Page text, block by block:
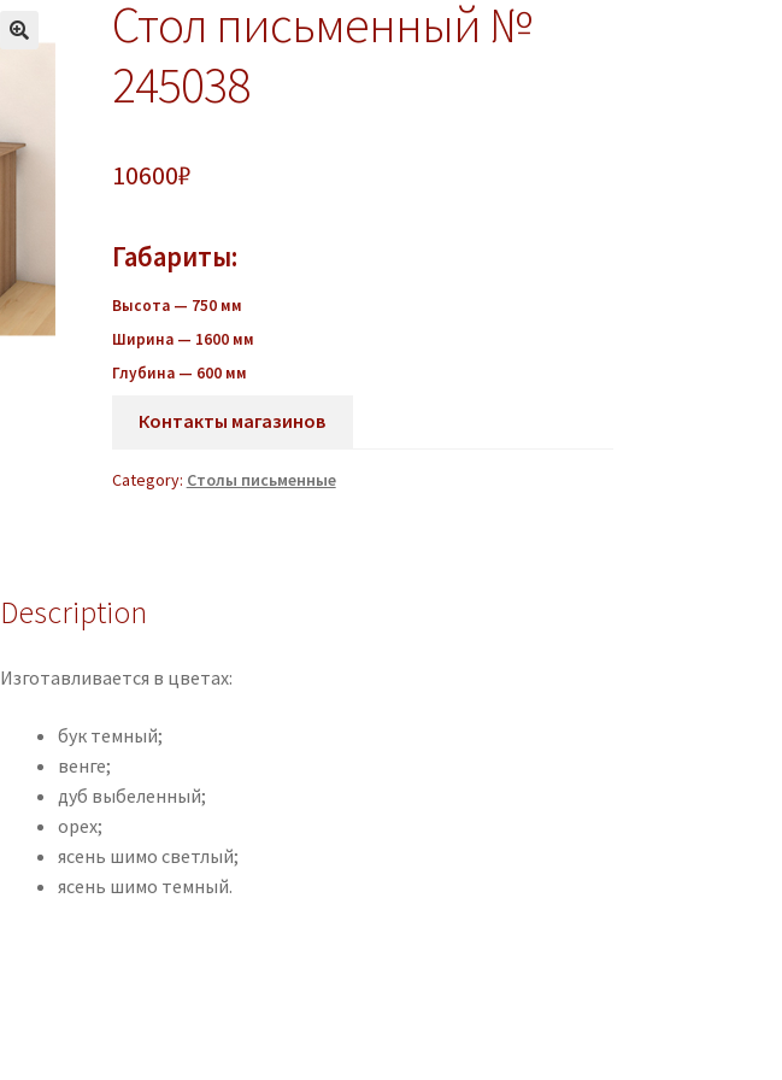
Стол письменный №
245038
10600₽
Габариты:
Высота — 750 мм
Ширина — 1600 мм
Глубина — 600 мм
Контакты магазинов
Category: Столы письменные
Description
Изготавливается в цветах:
бук темный;
венге;
дуб выбеленный;
орех;
ясень шимо светлый;
ясень шимо темный.